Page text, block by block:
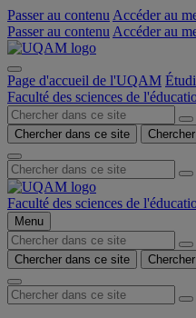
Passer au contenu Accéder au
Passer au contenu Accéder au
Page d'accueil de l'UQAM
Faculté des sciences de
Chercher dans ce site
Faculté des sciences de
Menu
Chercher dans ce site